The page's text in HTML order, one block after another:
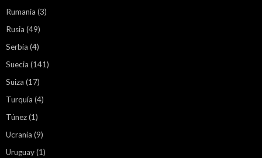
Rumania (3)
Rusia (49)
Serbia (4)
Suecia (141)
Suiza (17)
Turquía (4)
Túnez(1)
Ucrania (9)
Uruguay(1)